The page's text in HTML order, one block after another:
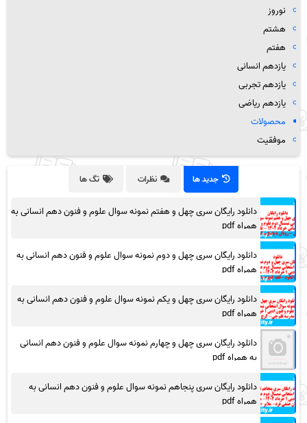
نوروز
هشتم
هفتم
یازدهم انسانی
یازدهم تجربی
یازدهم ریاضی
محصولات
موفقیت
جدید ها نظرات تگ ها
دانلود رایگان سری چهل و هفتم نمونه سوال علوم و فنون دهم انسانی به
همراه pdf
دانلود رایگان سری چهل و دوم نمونه سوال علوم و فنون دهم انسانی به
همراه pdf
دانلود رایگان سری چهل و یکم نمونه سوال علوم و فنون دهم انسانی به
همراه pdf
دانلود رایگان سری چهل و چهارم نمونه سوال علوم و فنون دهم انسانی
به همراه pdf
دانلود رایگان سری پنجاهم نمونه سوال علوم و فنون دهم انسانی به
همراه pdf